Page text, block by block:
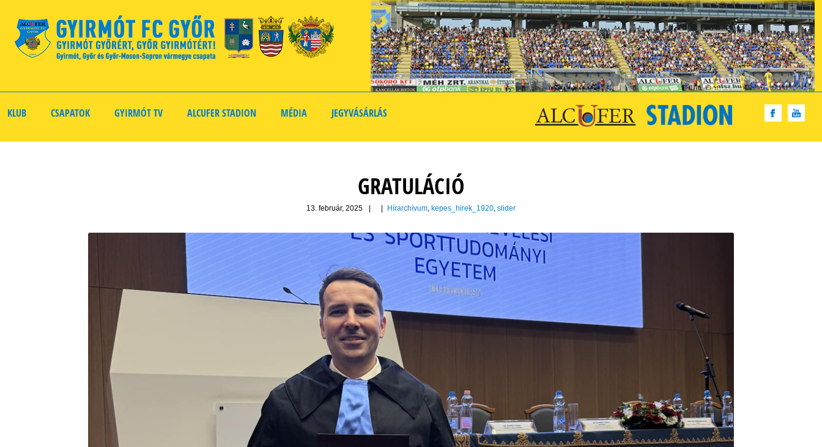
KLUB CSAPATOK GYIRMÓT TV ALCUFER STADION MÉDIA JEGYVÁSÁRLÁS
GRATULÁCIÓ
13. február, 2025 Hírarchívum, kepes_hirek_1920, slider